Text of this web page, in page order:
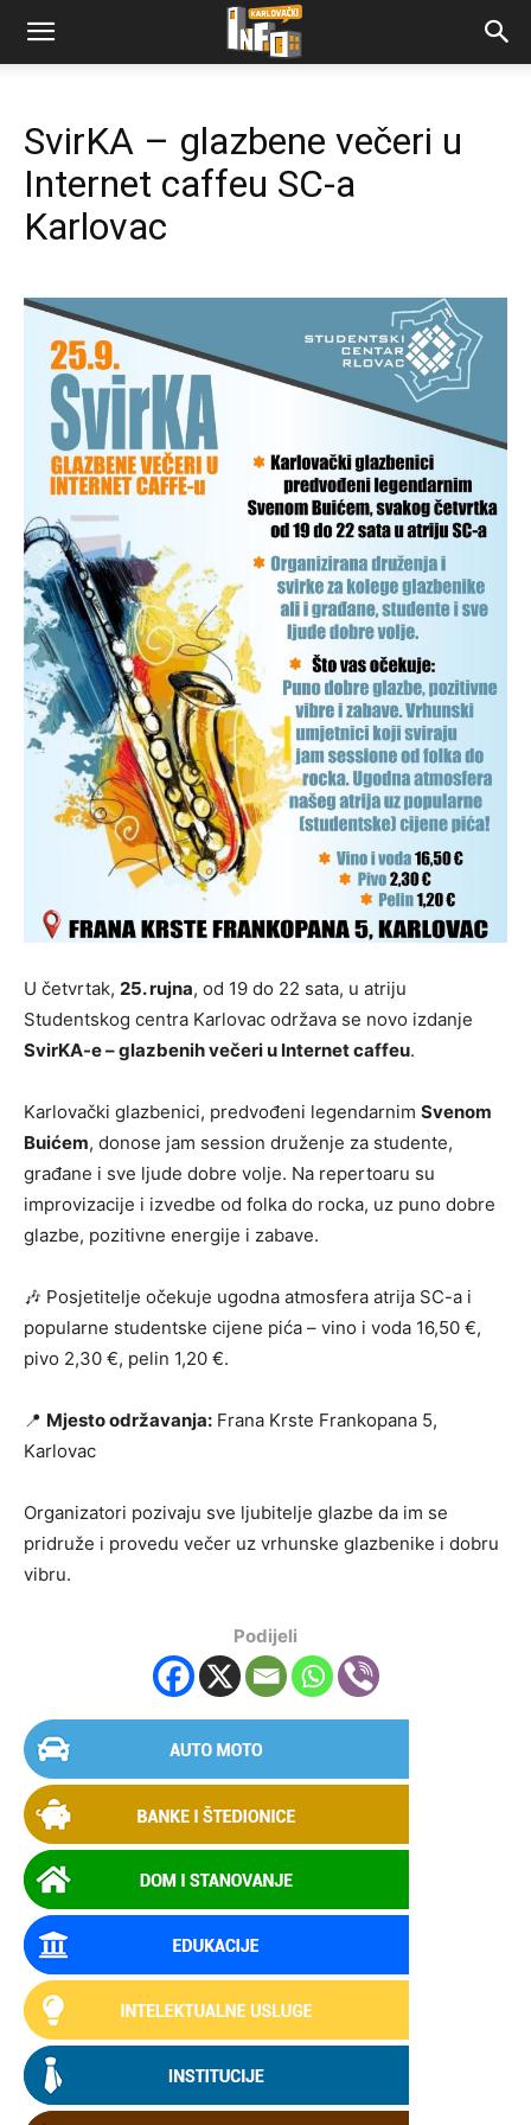
SvirKA – glazbene večeri u
Internet caffeu SC-a
Karlovac
U četvrtak, 25. rujna, od 19 do 22 sata, u atriju
Studentskog centra Karlovac održava se novo izdanje
SvirKA-e – glazbenih večeri u Internet caffeu.
Karlovački glazbenici, predvođeni legendarnim Svenom
Buićem, donose jam session druženje za studente,
građane i sve ljude dobre volje. Na repertoaru su
improvizacije i izvedbe od folka do rocka, uz puno dobre
glazbe, pozitivne energije i zabave.
🎶 Posjetitelje očekuje ugodna atmosfera atrija SC-a i
popularne studentske cijene pića – vino i voda 16,50 €,
pivo 2,30 €, pelin 1,20 €.
📍 Mjesto održavanja: Frana Krste Frankopana 5,
Karlovac
Organizatori pozivaju sve ljubitelje glazbe da im se
pridruže i provedu večer uz vrhunske glazbenike i dobru
vibru.
Podijeli